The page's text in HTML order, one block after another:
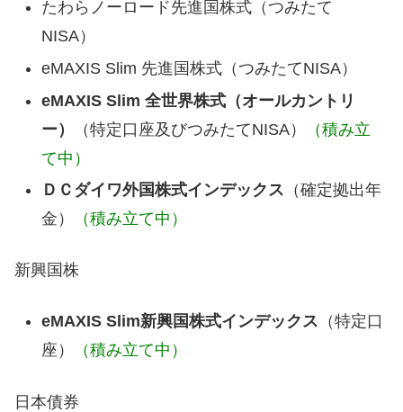
たわらノーロード先進国株式（つみたて
NISA）
eMAXIS Slim 先進国株式（つみたてNISA）
eMAXIS Slim 全世界株式（オールカントリ
ー）
（特定口座及びつみたてNISA）
（積み立
て中）
ＤＣダイワ外国株式インデックス （確定拠出年
金）
（積み立て中）
新興国株
eMAXIS Slim新興国株式インデックス （特定口
座）
（積み立て中）
日本債券